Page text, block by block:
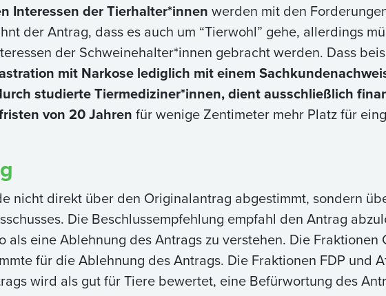
Interessen der Tierhalter*innen werden mit den
der Antrag, dass es auch um “Tierwohl” gehe, allerdings
der Schweinehalter*innen gebracht werden. Dass
mit Narkose lediglich mit einem
studierte Tiermediziner*innen, dient ausschließlich
von 20 Jahrenfür wenige Zentimeter mehr Platz für
nicht direkt über den Originalantrag abgestimmt, sondern
Die Beschlussempfehlung empfahl den Antrag
als eine Ablehnung des Antrags zu verstehen. Die Fraktionen
für die Ablehnung des Antrags. Die Fraktionen FDP und
wird als gut für Tiere bewertet, eine Befürwortung des